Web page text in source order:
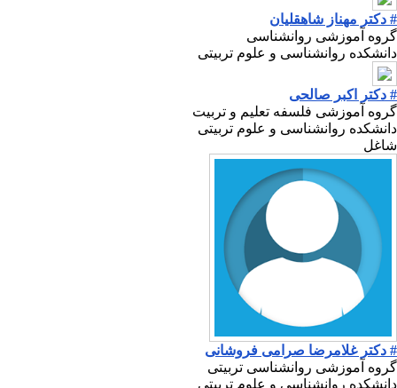
# دکتر مهناز شاهقلیان
گروه آموزشی روانشناسی
دانشکده روانشناسی و علوم تربیتی
# دکتر اکبر صالحی
گروه آموزشی فلسفه تعلیم و تربیت
دانشکده روانشناسی و علوم تربیتی
شاغل
# دکتر غلامرضا صرامی فروشانی
گروه آموزشی روانشناسی تربیتی
دانشکده روانشناسی و علوم تربیتی